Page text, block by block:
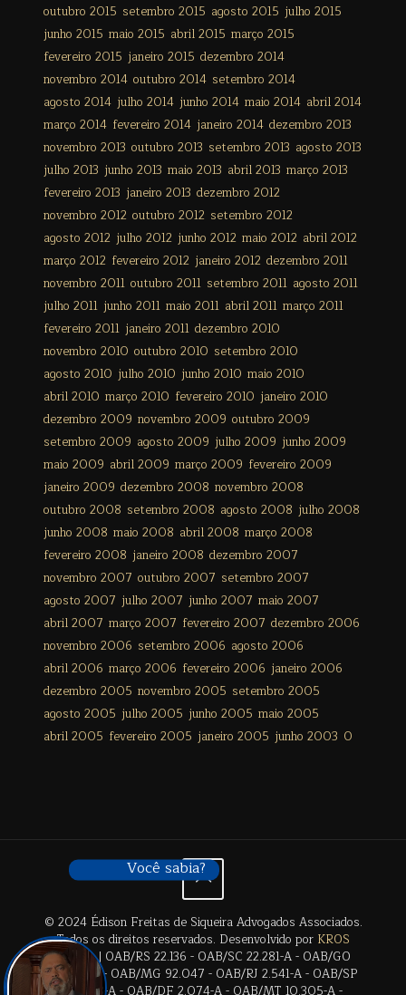
outubro 2015 setembro 2015 agosto 2015 julho 2015
junho 2015 maio 2015 abril 2015 março 2015
fevereiro 2015 janeiro 2015 dezembro 2014
novembro 2014 outubro 2014 setembro 2014
agosto 2014 julho 2014 junho 2014 maio 2014 abril 2014
março 2014 fevereiro 2014 janeiro 2014 dezembro 2013
novembro 2013 outubro 2013 setembro 2013 agosto 2013
julho 2013 junho 2013 maio 2013 abril 2013 março 2013
fevereiro 2013 janeiro 2013 dezembro 2012
novembro 2012 outubro 2012 setembro 2012
agosto 2012 julho 2012 junho 2012 maio 2012 abril 2012
março 2012 fevereiro 2012 janeiro 2012 dezembro 2011
novembro 2011 outubro 2011 setembro 2011 agosto 2011
julho 2011 junho 2011 maio 2011 abril 2011 março 2011
fevereiro 2011 janeiro 2011 dezembro 2010
novembro 2010 outubro 2010 setembro 2010
agosto 2010 julho 2010 junho 2010 maio 2010
abril 2010 março 2010 fevereiro 2010 janeiro 2010
dezembro 2009 novembro 2009 outubro 2009
setembro 2009 agosto 2009 julho 2009 junho 2009
maio 2009 abril 2009 março 2009 fevereiro 2009
janeiro 2009 dezembro 2008 novembro 2008
outubro 2008 setembro 2008 agosto 2008 julho 2008
junho 2008 maio 2008 abril 2008 março 2008
fevereiro 2008 janeiro 2008 dezembro 2007
novembro 2007 outubro 2007 setembro 2007
agosto 2007 julho 2007 junho 2007 maio 2007
abril 2007 março 2007 fevereiro 2007 dezembro 2006
novembro 2006 setembro 2006 agosto 2006
abril 2006 março 2006 fevereiro 2006 janeiro 2006
dezembro 2005 novembro 2005 setembro 2005
agosto 2005 julho 2005 junho 2005 maio 2005
abril 2005 fevereiro 2005 janeiro 2005 junho 2003 0
© 2024 Édison Freitas de Siqueira Advogados Associados.
Todos os direitos reservados. Desenvolvido por KROS
Digital. | OAB/RS 22.136 - OAB/SC 22.281-A - OAB/GO
28.659-A - OAB/MG 92.047 - OAB/RJ 2.541-A - OAB/SP
Você sabia?